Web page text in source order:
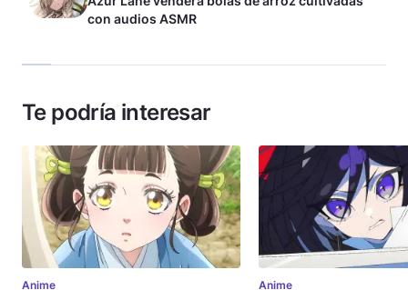
con audios ASMR
Te podría interesar
Anime Anime